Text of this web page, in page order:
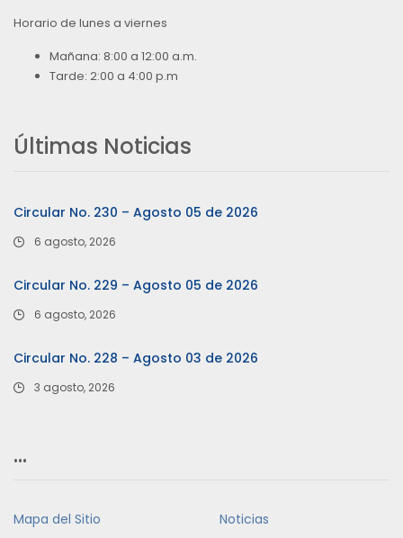
Horario de lunes a viernes
Mañana: 8:00 a 12:00 a.m.
Tarde: 2:00 a 4:00 p.m
Últimas Noticias
Circular No. 230 – Agosto 05 de 2026
6 agosto, 2026
Circular No. 229 – Agosto 05 de 2026
6 agosto, 2026
Circular No. 228 – Agosto 03 de 2026
3 agosto, 2026
…
Mapa del Sitio Noticias